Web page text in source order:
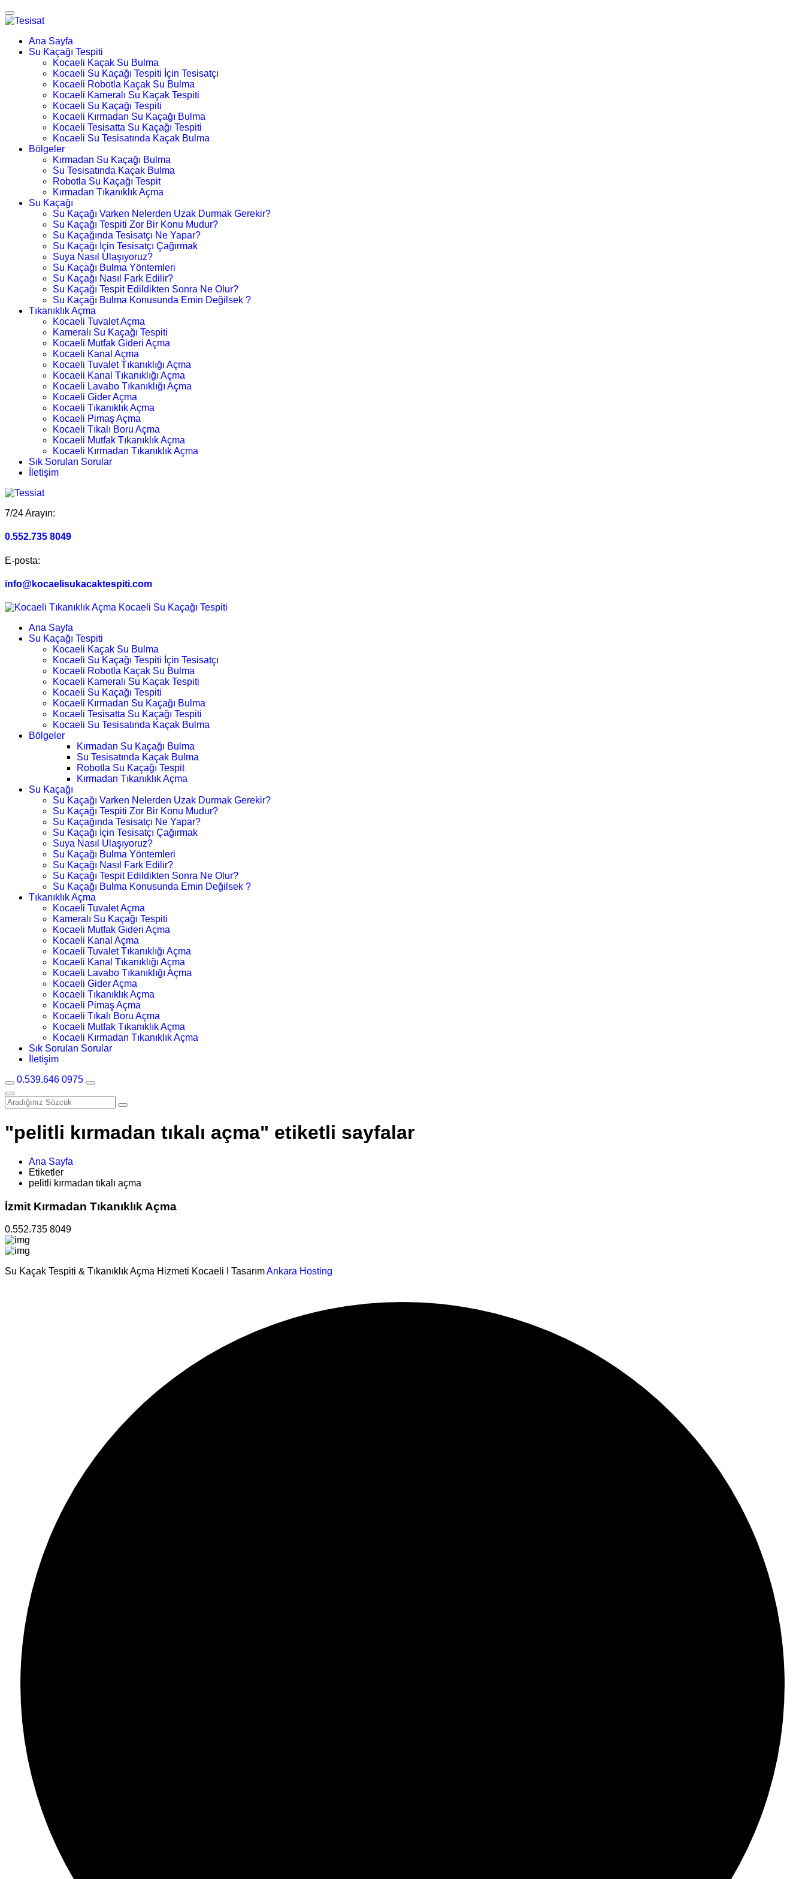
Ana Sayfa
Su Kaçağı Tespiti
Kocaeli Kaçak Su Bulma
Kocaeli Su Kaçağı Tespiti İçin Tesisatçı
Kocaeli Robotla Kaçak Su Bulma
Kocaeli Kameralı Su Kaçak Tespiti
Kocaeli Su Kaçağı Tespiti
Kocaeli Kırmadan Su Kaçağı Bulma
Kocaeli Tesisatta Su Kaçağı Tespiti
Kocaeli Su Tesisatında Kaçak Bulma
Bölgeler
Kırmadan Su Kaçağı Bulma
Su Tesisatında Kaçak Bulma
Robotla Su Kaçağı Tespit
Kırmadan Tıkanıklık Açma
Su Kaçağı
Su Kaçağı Varken Nelerden Uzak Durmak Gerekir?
Su Kaçağı Tespiti Zor Bir Konu Mudur?
Su Kaçağında Tesisatçı Ne Yapar?
Su Kaçağı İçin Tesisatçı Çağırmak
Suya Nasıl Ulaşıyoruz?
Su Kaçağı Bulma Yöntemleri
Su Kaçağı Nasıl Fark Edilir?
Su Kaçağı Tespit Edildikten Sonra Ne Olur?
Su Kaçağı Bulma Konusunda Emin Değilsek ?
Tıkanıklık Açma
Kocaeli Tuvalet Açma
Kameralı Su Kaçağı Tespiti
Kocaeli Mutfak Gideri Açma
Kocaeli Kanal Açma
Kocaeli Tuvalet Tıkanıklığı Açma
Kocaeli Kanal Tıkanıklığı Açma
Kocaeli Lavabo Tıkanıklığı Açma
Kocaeli Gider Açma
Kocaeli Tıkanıklık Açma
Kocaeli Pimaş Açma
Kocaeli Tıkalı Boru Açma
Kocaeli Mutfak Tıkanıklık Açma
Kocaeli Kırmadan Tıkanıklık Açma
Sık Sorulan Sorular
İletişim
7/24 Arayın:
0.552.735 8049
E-posta:
info@kocaelisukacaktespiti.com
Ana Sayfa
Su Kaçağı Tespiti
Kocaeli Kaçak Su Bulma
Kocaeli Su Kaçağı Tespiti İçin Tesisatçı
Kocaeli Robotla Kaçak Su Bulma
Kocaeli Kameralı Su Kaçak Tespiti
Kocaeli Su Kaçağı Tespiti
Kocaeli Kırmadan Su Kaçağı Bulma
Kocaeli Tesisatta Su Kaçağı Tespiti
Kocaeli Su Tesisatında Kaçak Bulma
Bölgeler
Kırmadan Su Kaçağı Bulma
Su Tesisatında Kaçak Bulma
Robotla Su Kaçağı Tespit
Kırmadan Tıkanıklık Açma
Su Kaçağı
Su Kaçağı Varken Nelerden Uzak Durmak Gerekir?
Su Kaçağı Tespiti Zor Bir Konu Mudur?
Su Kaçağında Tesisatçı Ne Yapar?
Su Kaçağı İçin Tesisatçı Çağırmak
Suya Nasıl Ulaşıyoruz?
Su Kaçağı Bulma Yöntemleri
Su Kaçağı Nasıl Fark Edilir?
Su Kaçağı Tespit Edildikten Sonra Ne Olur?
Su Kaçağı Bulma Konusunda Emin Değilsek ?
Tıkanıklık Açma
Kocaeli Tuvalet Açma
Kameralı Su Kaçağı Tespiti
Kocaeli Mutfak Gideri Açma
Kocaeli Kanal Açma
Kocaeli Tuvalet Tıkanıklığı Açma
Kocaeli Kanal Tıkanıklığı Açma
Kocaeli Lavabo Tıkanıklığı Açma
Kocaeli Gider Açma
Kocaeli Tıkanıklık Açma
Kocaeli Pimaş Açma
Kocaeli Tıkalı Boru Açma
Kocaeli Mutfak Tıkanıklık Açma
Kocaeli Kırmadan Tıkanıklık Açma
Sık Sorulan Sorular
İletişim
0.539.646 0975
"pelitli kırmadan tıkalı açma" etiketli sayfalar
Ana Sayfa
Etiketler
pelitli kırmadan tıkalı açma
İzmit Kırmadan Tıkanıklık Açma
0.552.735 8049
Su Kaçak Tespiti & Tıkanıklık Açma Hizmeti Kocaeli I TasarımAnkara Hosting